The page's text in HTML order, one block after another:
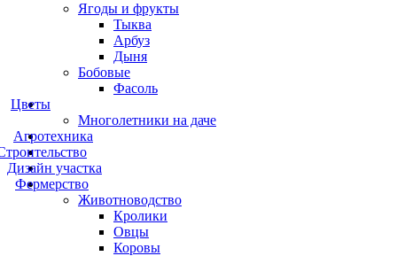
Ягоды и фрукты
Тыква
Арбуз
Дыня
Бобовые
Фасоль
Цветы
Многолетники на даче
Агротехника
Дизайн участка
Фермерство
Животноводство
Кролики
Овцы
Коровы